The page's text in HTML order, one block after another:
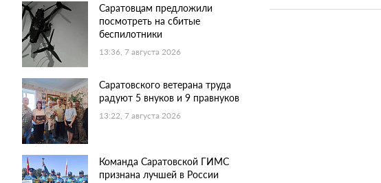
Саратовцам предложили
посмотреть на сбитые
беспилотники
13:36, 7 августа 2026
Саратовского ветерана труда
радуют 5 внуков и 9 правнуков
13:22, 7 августа 2026
Команда Саратовской ГИМС
признана лучшей в России